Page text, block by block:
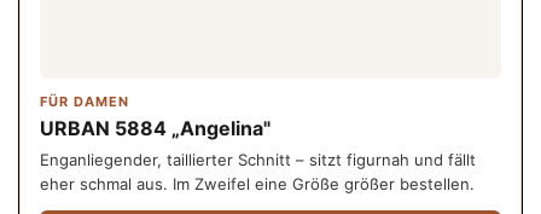
FÜR DAMEN
URBAN 5884 „Angelina"
Enganliegender, taillierter Schnitt – sitzt figurnah und fällt
eher schmal aus. Im Zweifel eine Größe größer bestellen.